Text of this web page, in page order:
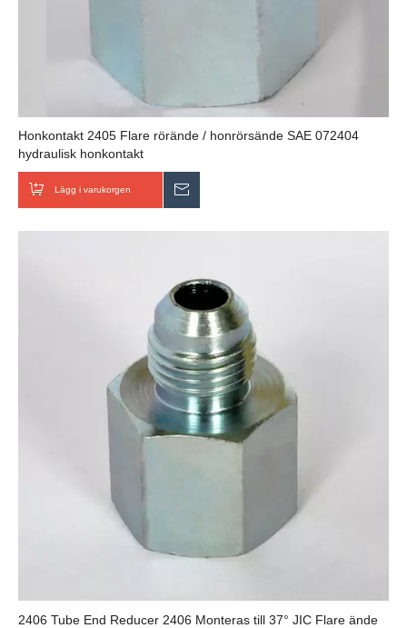
Honkontakt 2405 Flare rörände / honrörsände SAE 072404
hydraulisk honkontakt
Lägg i varukorgen
2406 Tube End Reducer 2406 Monteras till 37° JIC Flare ände